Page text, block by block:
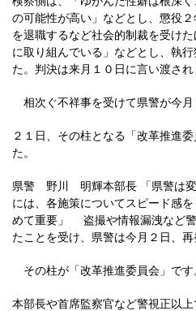
の可能性が高い」などとし、懲役
を退職するなど社会的制裁を受け
に取り組んでいる」などとし、執
た。判決は来月１０日に言い渡され
相次ぐ不祥事を受けて県警が今月
２１日、その柱となる「改革推進
た。
県警 野川 明輝本部長 「県警は変
には、各施策についてスピード感
めて重要」 盗撮や情報漏洩など
たことを受け、県警は今月２日、再
その柱が「改革推進委員会」です
本部長や首席監察官など警視正以